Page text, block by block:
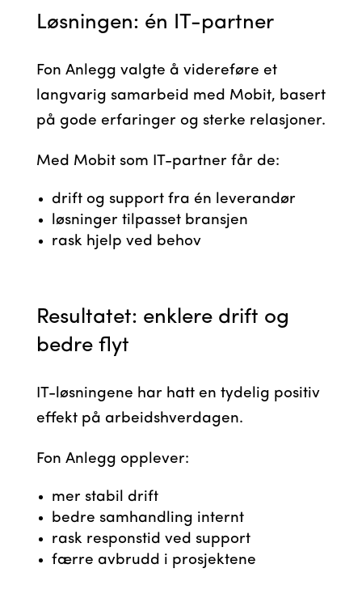
Løsningen: én IT-partner
Fon Anlegg valgte å videreføre et
langvarig samarbeid med Mobit, basert
på gode erfaringer og sterke relasjoner.
Med Mobit som IT-partner får de:
drift og support fra én leverandør
løsninger tilpasset bransjen
rask hjelp ved behov
Resultatet: enklere drift og
bedre flyt
IT-løsningene har hatt en tydelig positiv
effekt på arbeidshverdagen.
Fon Anlegg opplever:
mer stabil drift
bedre samhandling internt
rask responstid ved support
færre avbrudd i prosjektene